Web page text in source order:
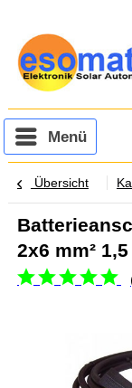
Menü
Übersicht
2x6 mm²